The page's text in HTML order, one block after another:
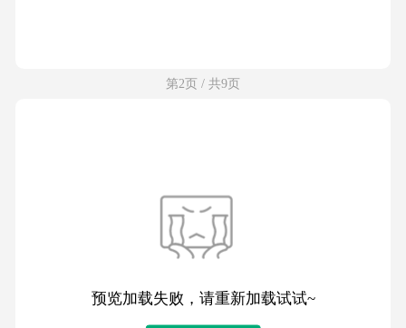
第2页 / 共9页
预览加载失败，请重新加载试试~